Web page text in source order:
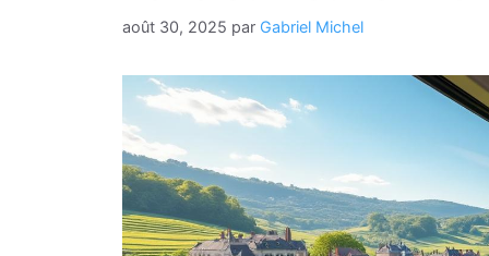
août 30, 2025 par Gabriel Michel